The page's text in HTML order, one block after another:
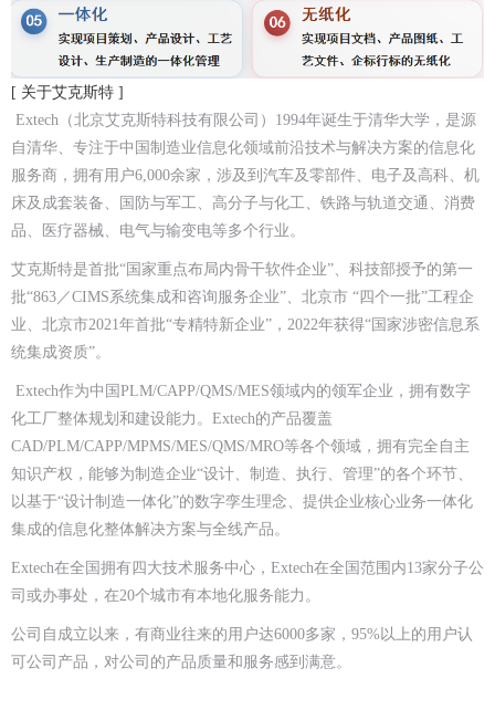
[ 关于艾克斯特 ]
Extech（北京艾克斯特科技有限公司）1994年诞生于清华大学，是源
自清华、专注于中国制造业信息化领域前沿技术与解决方案的信息化
服务商，拥有用户6,000余家，涉及到汽车及零部件、电子及高科、机
床及成套装备、国防与军工、高分子与化工、铁路与轨道交通、消费
品、医疗器械、电气与输变电等多个行业。
艾克斯特是首批“国家重点布局内骨干软件企业”、科技部授予的第一
批“863／CIMS系统集成和咨询服务企业”、北京市 “四个一批”工程企
业、北京市2021年首批“专精特新企业”，2022年获得“国家涉密信息系
统集成资质”。
Extech作为中国PLM/CAPP/QMS/MES领域内的领军企业，拥有数字
化工厂整体规划和建设能力。Extech的产品覆盖
CAD/PLM/CAPP/MPMS/MES/QMS/MRO等各个领域，拥有完全自主
知识产权，能够为制造企业“设计、制造、执行、管理”的各个环节、
以基于“设计制造一体化”的数字孪生理念、提供企业核心业务一体化
集成的信息化整体解决方案与全线产品。
Extech在全国拥有四大技术服务中心，Extech在全国范围内13家分子公
司或办事处，在20个城市有本地化服务能力。
公司自成立以来，有商业往来的用户达6000多家，95%以上的用户认
可公司产品，对公司的产品质量和服务感到满意。